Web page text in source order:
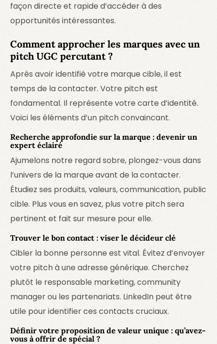
façon directe et rapide d’accéder à des
opportunités intéressantes.
Comment approcher les marques avec un
pitch UGC percutant ?
Après avoir identifié votre marque cible, il est
temps de la contacter. Votre pitch est
fondamental. Il représente votre carte d’identité.
Voici les éléments d’un pitch convaincant.
Recherche approfondie sur la marque : devenir un
expert éclairé
Ajumelons notre regard sobre, plongez-vous dans
l’univers de la marque avant de la contacter.
Étudiez ses produits, valeurs, communication, public
cible. Plus vous en savez, plus votre pitch sera
pertinent et fait sur mesure pour elle.
Trouver le bon contact : viser le décideur clé
Cibler la bonne personne est vital. Évitez d’envoyer
votre pitch à une adresse générique. Cherchez
plutôt le responsable marketing, community
manager ou les partenariats. LinkedIn peut être
utile pour identifier ces contacts cruciaux.
Définir votre proposition de valeur unique : qu’avez-
vous à offrir de spécial ?